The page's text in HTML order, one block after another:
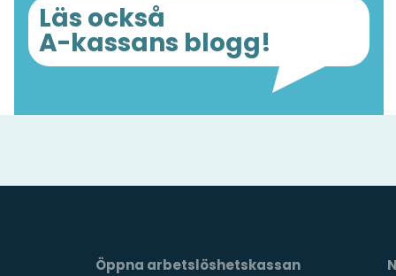
Läs också
A-kassans blogg!
Öppna arbetslöshetskassan